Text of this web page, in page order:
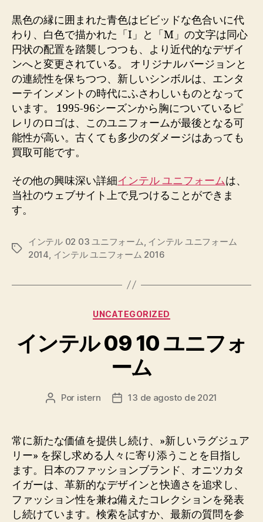
黒色の縁に囲まれた青色はビビッドな色合いに代
わり、白色で描かれた「I」と「M」の文字は同心
円状の配置を踏襲しつつも、より近代的なデザイ
ンへと変更されている。 オリジナルバージョンと
の連続性を保ちつつ、新しいシンボルは、エンタ
ーテインメントの時代にふさわしいものとなって
います。 1995-96シーズンから胸についているピ
レリのロゴは、このユニフォームが最後となる可
能性が高い。古くても多少のダメージはあっても
買取可能です。
その他の興味深い詳細インテル ユニフォームは、
当社のウェブサイト上で見つけることができま
す。
Etiquetas
インテル 02 03 ユニフォーム インテル ユニフォーム
2014 インテル ユニフォーム 2016
Categorías
UNCATEGORIZED
インテル 09 10 ユニフォ
ーム
Autor
entrada
Por istern
Fecha
entrada
13 de agosto de 2021
常に新たな価値を提供し続け、»新しいラグジュア
リー» を探し求める人々に寄り添うことを目指し
ます。日本のファッションブランド、オニツカタ
イガーは、革新的なデザインと快適さを追求し、
ファッション性を兼ね備えたコレクションを発表
し続けています。検索を試すか、最新の質問を参